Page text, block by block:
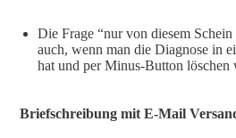
Die Frage “nur von diesem
auch, wenn man die Diagnose in
hat und per Minus-Button löschen
Briefschreibung mit E-Mail